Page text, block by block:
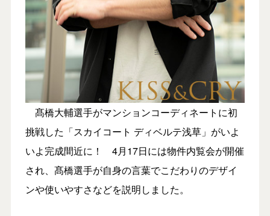
髙橋大輔選手がマンションコーディネートに初
挑戦した「スカイコート ディベルテ浅草」がいよ
いよ完成間近に！ 4月17日には物件内覧会が開催
され、髙橋選手が自身の言葉でこだわりのデザイ
ンや使いやすさなどを説明しました。